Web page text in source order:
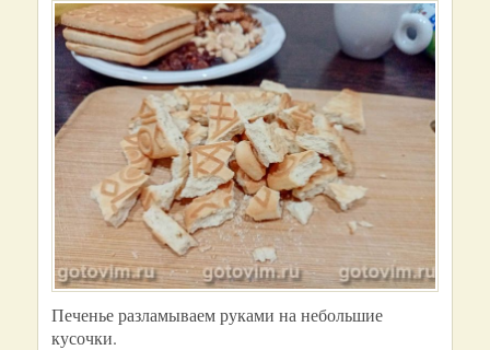
Печенье разламываем руками на небольшие
кусочки.